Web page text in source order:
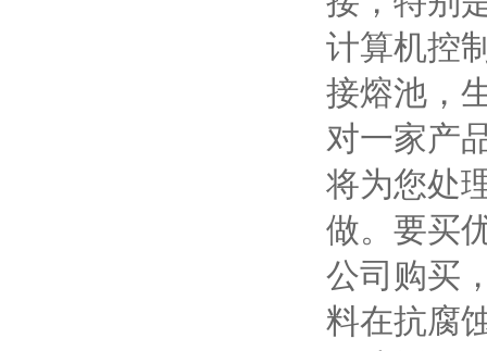
计算机控
接熔池，
对一家产
将为您处
做。要买
公司购买
料在抗腐